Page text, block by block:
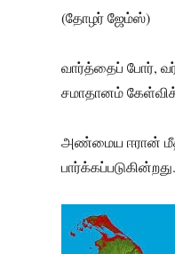
(தோழர் ஜேம்ஸ்)
வார்த்தைப் போர்,
சமாதானம்
அண்மைய ஈரான்
பார்க்கப்படுகின்றது.